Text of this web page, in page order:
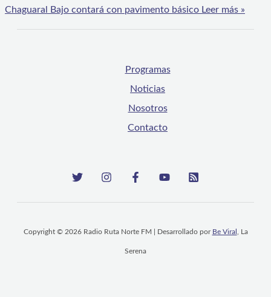
Chaguaral Bajo contará con pavimento básico Leer más »
Programas
Noticias
Nosotros
Contacto
Copyright © 2026 Radio Ruta Norte FM | Desarrollado por Be Viral , La
Serena